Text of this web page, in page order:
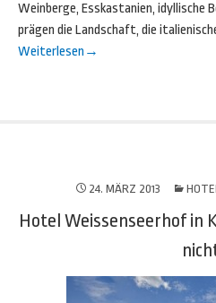
Weinberge, Esskastanien, idyllische
prägen die Landschaft, die
Weiterlesen →
24. MÄRZ 2013
Hotel Weissenseerhof in